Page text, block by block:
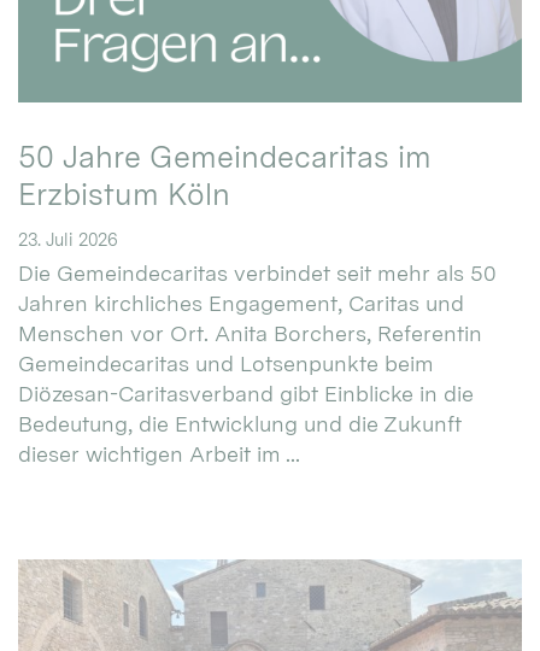
50 Jahre Gemeindecaritas im
Erzbistum Köln
23. Juli 2026
Die Gemeindecaritas verbindet seit mehr als 50
Jahren kirchliches Engagement, Caritas und
Menschen vor Ort. Anita Borchers, Referentin
Gemeindecaritas und Lotsenpunkte beim
Diözesan-Caritasverband gibt Einblicke in die
Bedeutung, die Entwicklung und die Zukunft
dieser wichtigen Arbeit im ...